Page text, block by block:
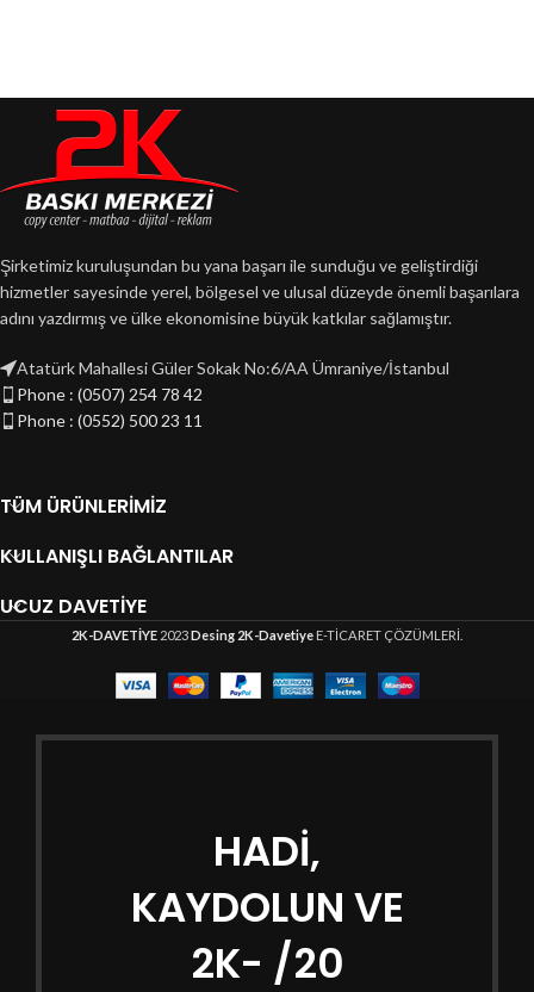
Şirketimiz kuruluşundan bu yana başarı ile sunduğu ve geliştirdiği
hizmetler sayesinde yerel, bölgesel ve ulusal düzeyde önemli başarılara
adını yazdırmış ve ülke ekonomisine büyük katkılar sağlamıştır.
Atatürk Mahallesi Güler Sokak No:6/AA Ümraniye/İstanbul
Phone : (0507) 254 78 42
Phone : (0552) 500 23 11
TÜM ÜRÜNLERIMIZ
KULLANIŞLI BAĞLANTILAR
UCUZ DAVETIYE
2K-DAVETİYE 2023Desing 2K-Davetiye E-TİCARET ÇÖZÜMLERİ.
HADİ,
KAYDOLUN VE
2K- /20